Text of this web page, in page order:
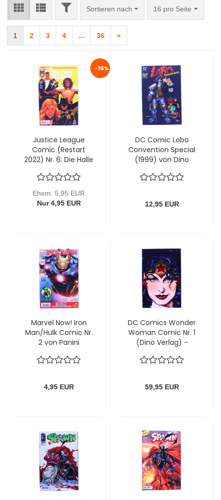
FILTERSortieren nach
Sortieren nach 16 pro Seite
pro Seite
1 2 3 4 ... 36 »
-16%
Justice League
Comic (Restart
2022) Nr. 6: Die Halle
fällt!
Ehem. 5,95 EUR
Nur 4,95 EUR
DC Comic Lobo
Convention Special
(1999) von Dino
12,95 EUR
Marvel Now! Iron
Man/Hulk Comic Nr.
2 von Panini
4,95 EUR
DC Comics Wonder
Woman Comic Nr. 1
(Dino Verlag) -
Cover
59,95 EUR